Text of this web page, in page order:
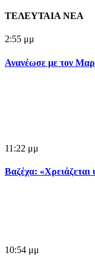
ΤΕΛΕΥΤΑΙΑ ΝΕΑ
2:55 μμ
Ανανέωσε με τον
11:22 μμ
Βαζέχα: «Χρειάζεται
10:54 μμ